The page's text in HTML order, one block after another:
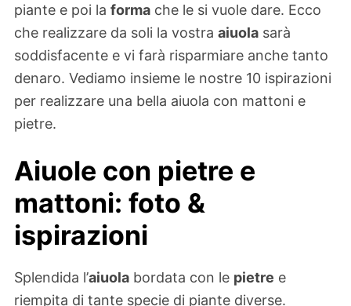
piante e poi la forma che le si vuole dare. Ecco
che realizzare da soli la vostra aiuola sarà
soddisfacente e vi farà risparmiare anche tanto
denaro. Vediamo insieme le nostre 10 ispirazioni
per realizzare una bella aiuola con mattoni e
pietre.
Aiuole con pietre e
mattoni: foto &
ispirazioni
Splendida l’aiuola bordata con le pietre e
riempita di tante specie di piante diverse.